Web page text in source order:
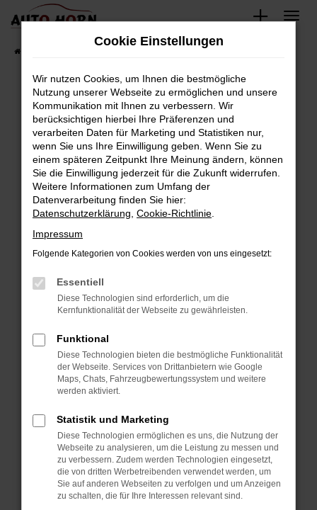
Zum
springen
Fahrzeugbestand
Fehler: Network Error
Beim Laden ist ein Fehler aufgetreten.
Hier sind ein paar Tipps, die dir helfen können:
Überprüfe deine Firewall und deine
Internetverbindung.
Laden andere Webseiten, zum Beispiel deine
Suchmaschine?
Prüfe deine Browsererweiterungen.
können das Laden bestimmter Seiten
verhindern. Funktioniert die Seite in einem
anderen Browser oder in einem privaten
Starte dein Gerät neu.
Das kann manchmal helfen, vorübergehende
Probleme zu beheben.
Betriebssystem auf dem neuesten Stand
sind.
Veraltete Software birgt nicht nur ein
Sicherheitsrisiko, sondern kann auch dazu
führen, dass bestimmte Funktionen nicht mehr
unterstützt werden.
Cookie Einstellungen
Wir nutzen Cookies, um Ihnen die bestmögliche
Nutzung unserer Webseite zu ermöglichen und unsere
Kommunikation mit Ihnen zu verbessern. Wir
berücksichtigen hierbei Ihre Präferenzen und
verarbeiten Daten für Marketing und Statistiken nur,
wenn Sie uns Ihre Einwilligung geben. Wenn Sie zu
einem späteren Zeitpunkt Ihre Meinung ändern, können
Sie die Einwilligung jederzeit für die Zukunft widerrufen.
Weitere Informationen zum Umfang der
Datenverarbeitung finden Sie hier:
Datenschutzerklärung Cookie-Richtlinie
Impressum
Folgende Kategorien von Cookies werden von uns eingesetzt:
Essentiell
Diese Technologien sind erforderlich, um die
Kernfunktionalität der Webseite zu gewährleisten.
Funktional
Diese Technologien bieten die bestmögliche Funktionalität
der Webseite. Services von Drittanbietern wie Google
Maps, Chats, Fahrzeugbewertungssystem und weitere
werden aktiviert.
Statistik und Marketing
Diese Technologien ermöglichen es uns, die Nutzung der
Webseite zu analysieren, um die Leistung zu messen und
zu verbessern. Zudem werden Technologien eingesetzt,
die von dritten Werbetreibenden verwendet werden, um
Sie auf anderen Webseiten zu verfolgen und um Anzeigen
zu schalten, die für Ihre Interessen relevant sind.